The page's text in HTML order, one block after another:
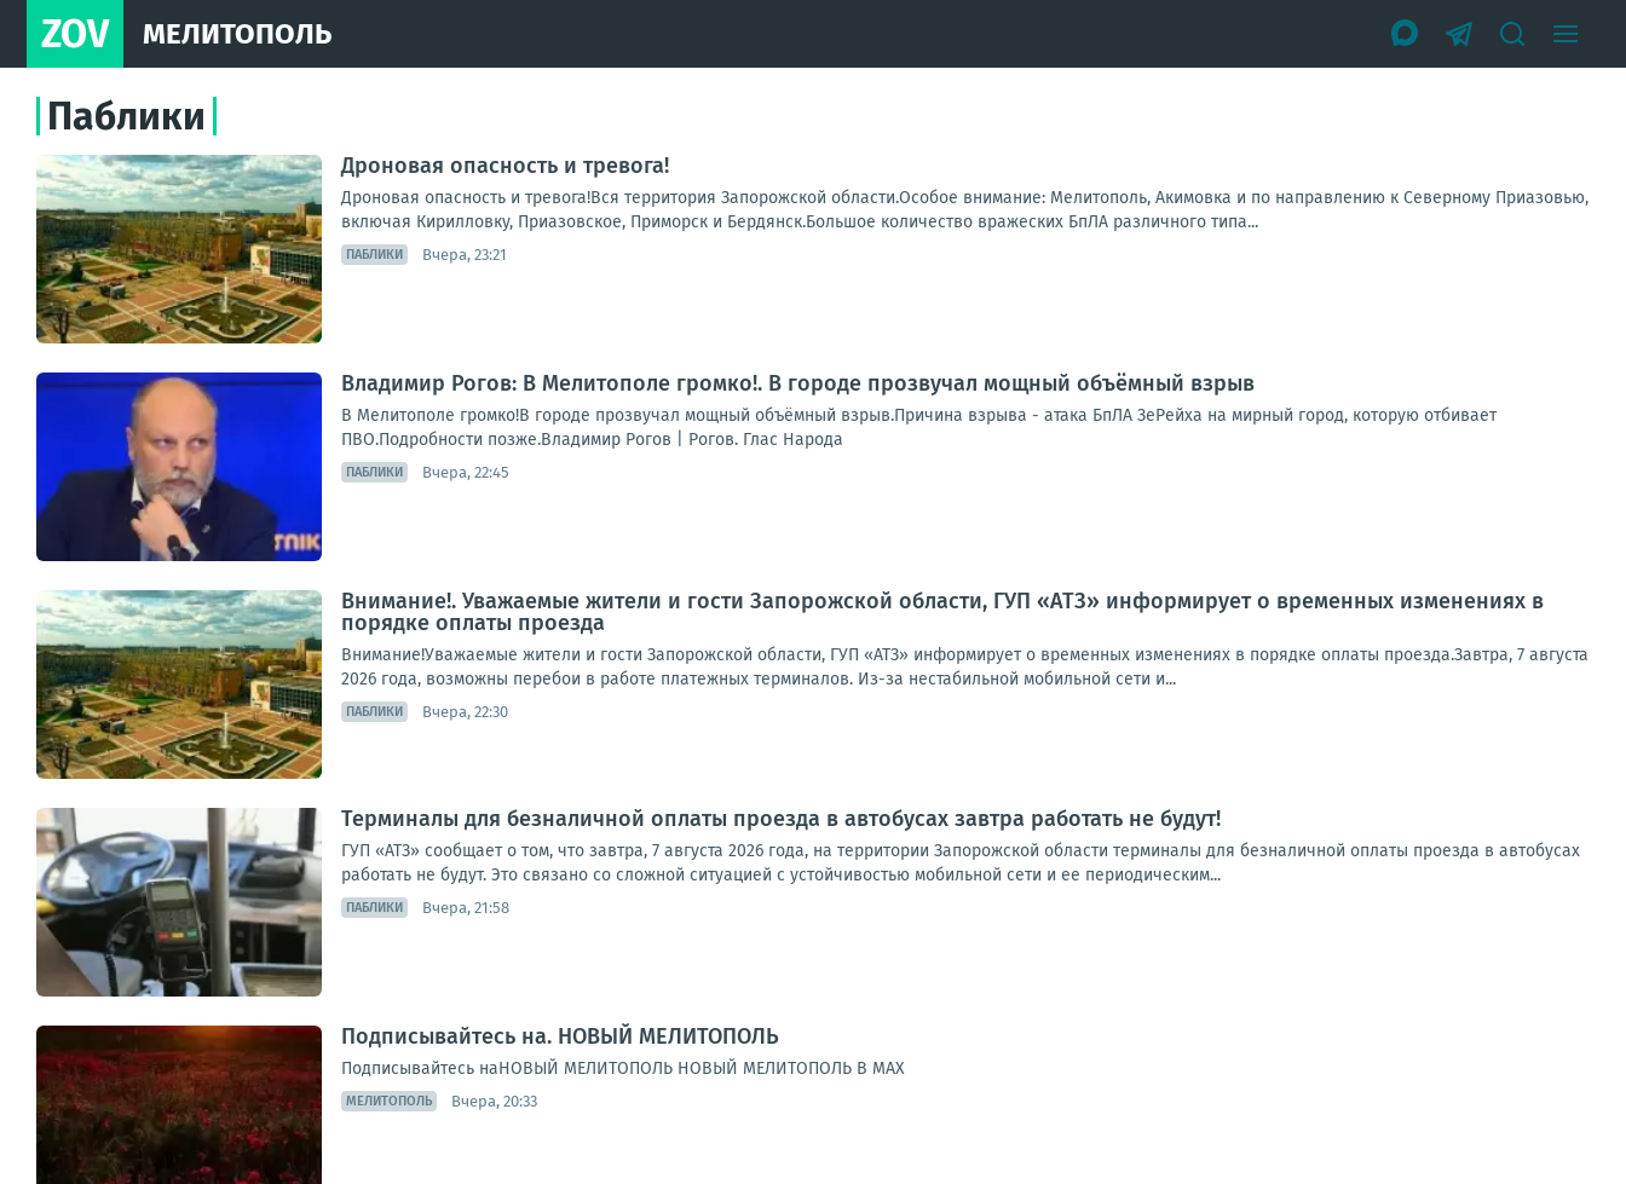
ZOV МЕЛИТОПОЛЬ
Паблики
Дроновая опасность и тревога!
Дроновая опасность и тревога!Вся территория Запорожской области.Особое внимание: Мелитополь, Акимовка и по направлению к Северному Приазовью,
включая Кирилловку, Приазовское, Приморск и Бердянск.Большое количество вражеских БпЛА различного типа...
ПАБЛИКИ Вчера, 23:21
Владимир Рогов: В Мелитополе громко!. В городе прозвучал мощный объёмный взрыв
В Мелитополе громко!В городе прозвучал мощный объёмный взрыв.Причина взрыва - атака БпЛА ЗеРейха на мирный город, которую отбивает
ПВО.Подробности позже.Владимир Рогов | Рогов. Глас Народа
ПАБЛИКИ Вчера, 22:45
Внимание!. Уважаемые жители и гости Запорожской области, ГУП «АТЗ» информирует о временных изменениях в
порядке оплаты проезда
Внимание!Уважаемые жители и гости Запорожской области, ГУП «АТЗ» информирует о временных изменениях в порядке оплаты проезда.Завтра, 7 августа
2026 года, возможны перебои в работе платежных терминалов. Из-за нестабильной мобильной сети и...
ПАБЛИКИ Вчера, 22:30
Терминалы для безналичной оплаты проезда в автобусах завтра работать не будут!
ГУП «АТЗ» сообщает о том, что завтра, 7 августа 2026 года, на территории Запорожской области терминалы для безналичной оплаты проезда в автобусах
работать не будут. Это связано со сложной ситуацией с устойчивостью мобильной сети и ее периодическим...
ПАБЛИКИ Вчера, 21:58
Подписывайтесь на. НОВЫЙ МЕЛИТОПОЛЬ
Подписывайтесь наНОВЫЙ МЕЛИТОПОЛЬ НОВЫЙ МЕЛИТОПОЛЬ В MAX
МЕЛИТОПОЛЬ Вчера, 20:33